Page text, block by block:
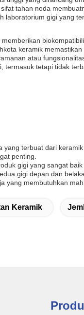
tahan noda
gigi yang
keramik
atau
termasuk tetapi tidak
terbuat dari
penting.
gigi yang sangat
gigi depan dan
yang membutuhkan
Keramik